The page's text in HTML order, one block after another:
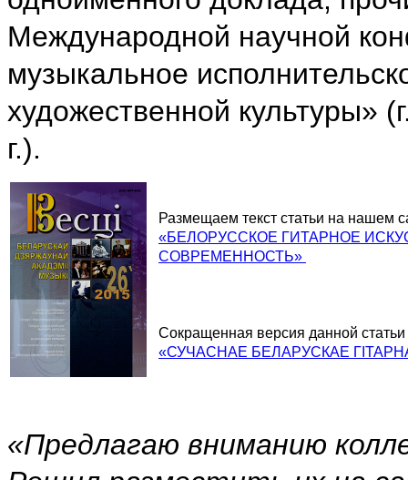
Международной научной
музыкальное
художественной культуры»
г.).
Размещаем текст статьи на нашем
«БЕЛОРУССКОЕ ГИТАРНОЕ
СОВРЕМЕННОСТЬ»
Сокращенная версия данной
«СУЧАСНАЕ БЕЛАРУСКАЕ
«Предлагаю вниманию